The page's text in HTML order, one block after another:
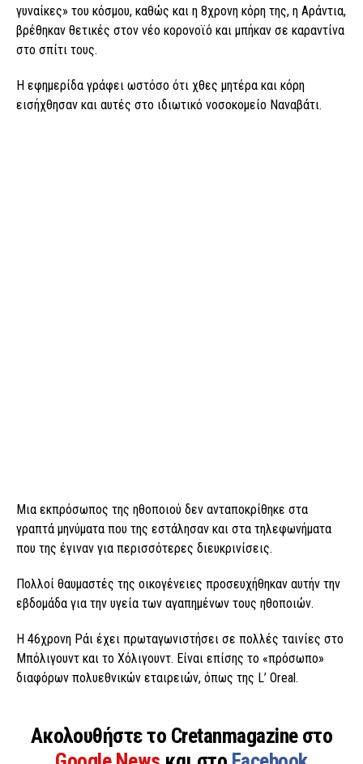
γυναίκες» του κόσμου, καθώς και η 8χρονη κόρη της, η Αράντια,
βρέθηκαν θετικές στον νέο κορονοϊό και μπήκαν σε καραντίνα
στο σπίτι τους.
Η εφημερίδα γράφει ωστόσο ότι χθες μητέρα και κόρη
εισήχθησαν και αυτές στο ιδιωτικό νοσοκομείο Ναναβάτι.
Μια εκπρόσωπος της ηθοποιού δεν ανταποκρίθηκε στα
γραπτά μηνύματα που της εστάλησαν και στα τηλεφωνήματα
που της έγιναν για περισσότερες διευκρινίσεις.
Πολλοί θαυμαστές της οικογένειες προσευχήθηκαν αυτήν την
εβδομάδα για την υγεία των αγαπημένων τους ηθοποιών.
Η 46χρονη Ράι έχει πρωταγωνιστήσει σε πολλές ταινίες στο
Μπόλιγουντ και το Χόλιγουντ. Είναι επίσης το «πρόσωπο»
διαφόρων πολυεθνικών εταιρειών, όπως της L’ Oreal.
Ακολουθήστε το Cretanmagazine στο